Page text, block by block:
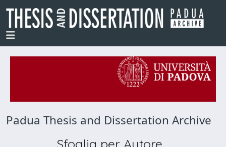
Padua Thesis and Dissertation Archive
Sfoglia per Autore